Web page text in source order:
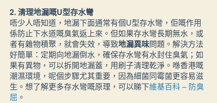
2. 清理地漏嘅U型存水彎
唔少人唔知道，地漏下面通常有個U型存水彎，佢嘅作用
係防止下水道嘅臭氣返上來。但如果存水彎長期無水，或
者有雜物積聚，就會失效，導致地漏異味問題。解決方法
好簡單：定期向地漏倒水，確保存水彎有水封住臭氣；如
果有異物，可以拆開地漏蓋，用刷子清理乾淨。喺香港嘅
潮濕環境，呢個步驟尤其重要，因為細菌同霉菌更容易滋
生。想了解更多存水彎嘅原理，可以睇下維基百科 – 防臭
屈 。